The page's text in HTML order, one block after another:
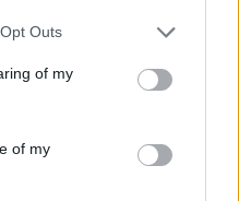
Outs
of my
of my
masa corporal